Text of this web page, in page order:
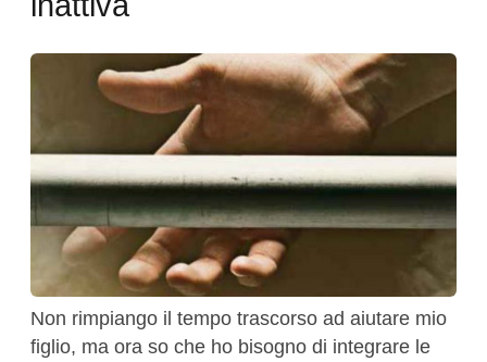
Non rimpiango il tempo trascorso ad aiutare mio
figlio, ma ora so che ho bisogno di integrare le